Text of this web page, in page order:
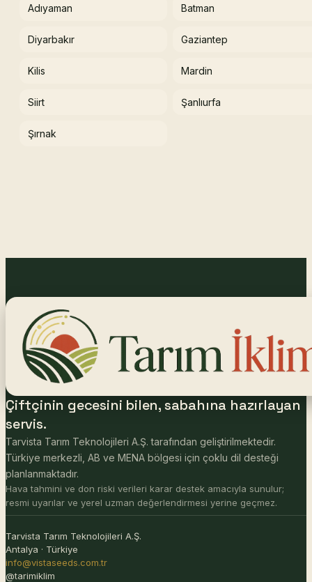
Adıyaman Batman
Diyarbakır Gaziantep
Kilis Mardin
Siirt Şanlıurfa
Şırnak
Çiftçinin gecesini bilen, sabahına hazırlayan
servis.
Tarvista Tarım Teknolojileri A.Ş. tarafından geliştirilmektedir.
Türkiye merkezli, AB ve MENA bölgesi için çoklu dil desteği
planlanmaktadır.
Hava tahmini ve don riski verileri karar destek amacıyla sunulur;
resmi uyarılar ve yerel uzman değerlendirmesi yerine geçmez.
Tarvista Tarım Teknolojileri A.Ş.
Antalya · Türkiye
info@vistaseeds.com.tr
@tarimiklim